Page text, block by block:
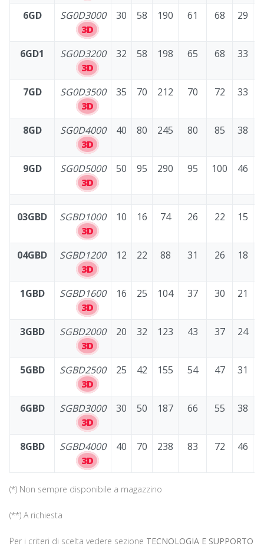
6GD
SG0D3000
3D
30 58 190 61 68 29
6GD1
SG0D3200
3D
32 58 198 65 68 33
7GD
SG0D3500
3D
35 70 212 70 72 33
8GD
SG0D4000
3D
40 80 245 80 85 38
9GD
SG0D5000
3D
50 95 290 95 100 46
03GBD
SGBD1000
3D
10 16 74 26 22 15
04GBD
SGBD1200
3D
12 22 88 31 26 18
1GBD
SGBD1600
3D
16 25 104 37 30 21
3GBD
SGBD2000
3D
20 32 123 43 37 24
5GBD
SGBD2500
3D
25 42 155 54 47 31
6GBD
SGBD3000
3D
30 50 187 66 55 38
8GBD
SGBD4000
3D
40 70 238 83 72 46
(*) Non sempre disponibile a magazzino
(**) A richiesta
Per i criteri di scelta vedere sezione TECNOLOGIA E SUPPORTO